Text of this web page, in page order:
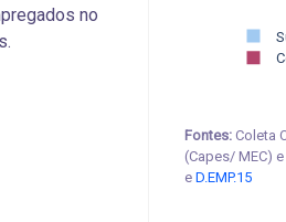
no
Fontes: Coleta
(Capes/ MEC)
e D.EMP.15